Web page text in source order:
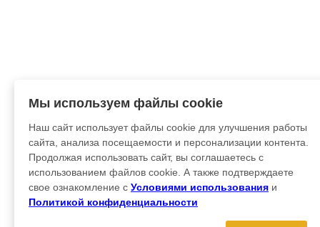
Мы используем файлы cookie
Наш сайт использует файлы cookie для улучшения работы
сайта, анализа посещаемости и персонализации контента.
Продолжая использовать сайт, вы соглашаетесь с
использованием файлов cookie. А также подтверждаете
свое ознакомление с Условиями использования и
Политикой конфиденциальности